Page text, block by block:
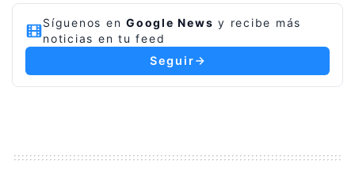
Síguenos en Google News y recibe más
noticias en tu feed
Seguir